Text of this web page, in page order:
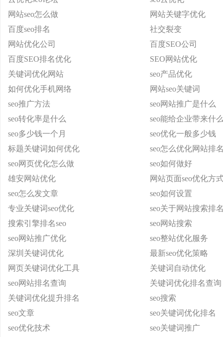
网站seo怎么做
网站关键字优化
百度seo排名
社交裂变
网站优化公司
百度SEO公司
百度SEO排名优化
SEO网站优化
关键词优化网站
seo产品优化
如何优化手机网络
网站seo关键词
seo推广方法
seo网站推广是什么
seo转化率是什么
seo能给企业带来什
seo多少钱一个月
seo优化一般多少钱
标题关键词如何优化
seo怎么优化网站排
seo网页优化怎么做
seo如何做好
雄安网站优化
网站页面seo优化方
seo怎么发文章
seo如何设置
专业关键词seo优化
seo关于网站搜索排
搜索引擎排名seo
seo网站搜索
seo网站推广优化
seo整站优化服务
深圳关键词优化
最新seo优化策略
网页关键词优化工具
关键词自动优化
seo网站排名查询
关键词优化排名查询
关键词优化提升排名
seo搜索
seo文章
seo关键词优化排名
seo优化技术
seo关键词推广